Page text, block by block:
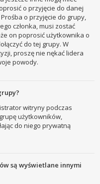
o przyjęcie do danej
o przyjęcie do grupy,
członka, musi zostać
on poprosić użytkownika o
do tej grupy. W
proszę nie nękać lidera
powody.
witryny podczas
użytkowników,
do niego prywatną
są wyświetlane innymi